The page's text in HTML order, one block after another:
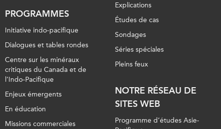
PROGRAMMES
Initiative indo-pacifique
Dialogues et tables rondes
Centre sur les minéraux
critiques du Canada et de
l’Indo-Pacifique
Enjeux émergents
En éducation
Missions commerciales
Explications
Études de cas
Sondages
Séries spéciales
Pleins feux
NOTRE RÉSEAU DE
SITES WEB
Programme d’études Asie-